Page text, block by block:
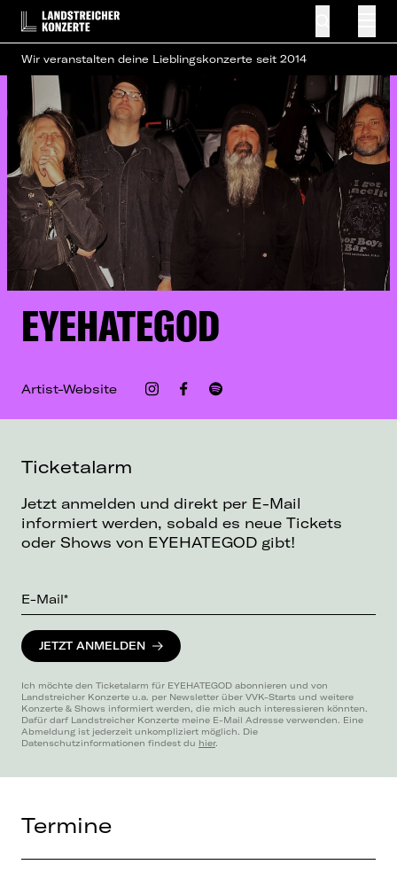
Wir veranstalten deine Lieblingskonzerte seit 2014
EYEHATEGOD
Artist-Website
Ticketalarm
Jetzt anmelden und direkt per E-Mail
informiert werden, sobald es neue Tickets
oder Shows von EYEHATEGOD gibt!
E-Mail*
JETZT ANMELDEN
Ich möchte den Ticketalarm für EYEHATEGOD abonnieren und von
Landstreicher Konzerte u.a. per Newsletter über VVK-Starts und weitere
Konzerte & Shows informiert werden, die mich auch interessieren könnten.
Dafür darf Landstreicher Konzerte meine E-Mail Adresse verwenden. Eine
Abmeldung ist jederzeit unkompliziert möglich. Die
Datenschutzinformationen findest du hier.
Termine